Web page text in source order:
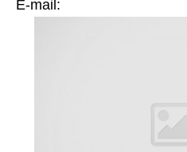
Е-mail: